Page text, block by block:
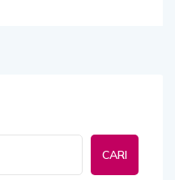
CARI